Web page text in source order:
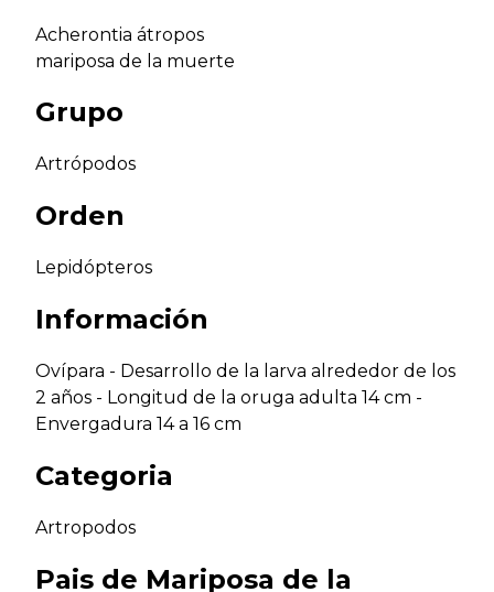
Acherontia átropos
mariposa de la muerte
Grupo
Artrópodos
Orden
Lepidópteros
Información
Ovípara - Desarrollo de la larva alrededor de los
2 años - Longitud de la oruga adulta 14 cm -
Envergadura 14 a 16 cm
Categoria
Artropodos
Pais de Mariposa de la